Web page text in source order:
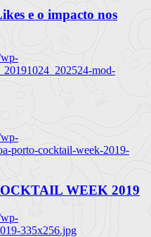
e o impacto nos
mod-
porto-cocktail-week-2019-
WEEK 2019
335x256.jpg